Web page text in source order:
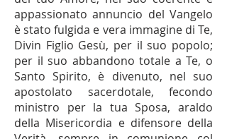
appassionato annuncio del Vangelo
è stato fulgida e vera immagine di Te,
Divin Figlio Gesù, per il suo popolo;
per il suo abbandono totale a Te, o
Santo Spirito, è divenuto, nel suo
apostolato sacerdotale, fecondo
ministro per la tua Sposa, araldo
della Misericordia e difensore della